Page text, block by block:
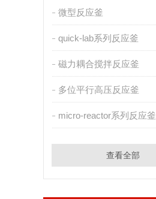
微型反应釜
quick-lab系列反应釜
磁力耦合搅拌反应釜
多位平行高压反应釜
micro-reactor系列反应釜
查看全部